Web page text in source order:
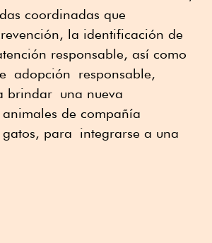
coordinadas que
la identificación de
responsable, así como
adopción responsable,
brindar una nueva
animales de compañía
, para integrarse a una